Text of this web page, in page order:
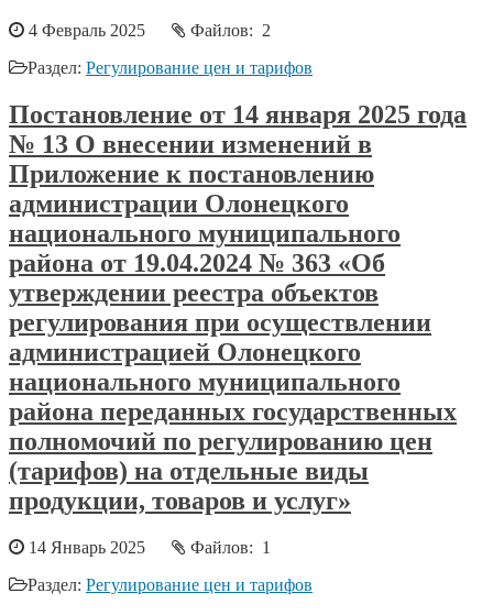
4 Февраль 2025
Файлов: 2
Раздел: Регулирование цен и тарифов
Постановление от 14 января 2025 года
№ 13 О внесении изменений в
Приложение к постановлению
администрации Олонецкого
национального муниципального
района от 19.04.2024 № 363 «Об
утверждении реестра объектов
регулирования при осуществлении
администрацией Олонецкого
национального муниципального
района переданных государственных
полномочий по регулированию цен
(тарифов) на отдельные виды
продукции, товаров и услуг»
14 Январь 2025
Файлов: 1
Раздел: Регулирование цен и тарифов